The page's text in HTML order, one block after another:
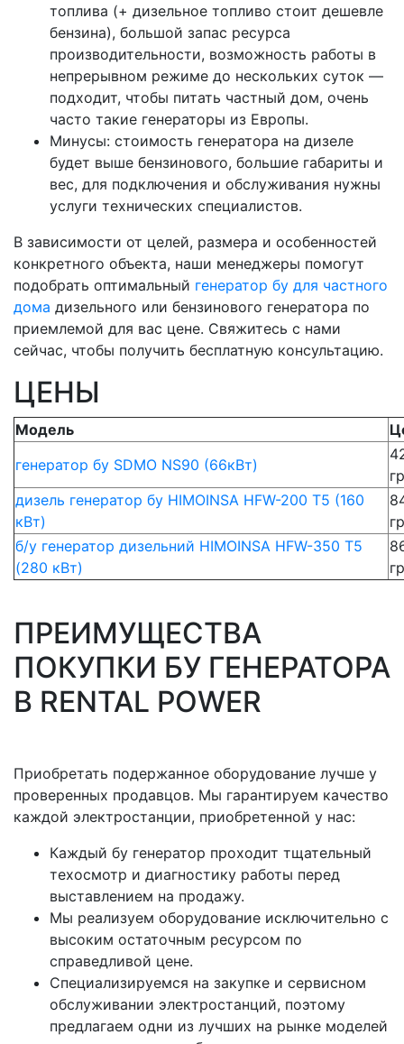
топлива (+ дизельное топливо стоит дешевле
бензина), большой запас ресурса
производительности, возможность работы в
непрерывном режиме до нескольких суток —
подходит, чтобы питать частный дом, очень
часто такие генераторы из Европы.
Минусы: стоимость генератора на дизеле
будет выше бензинового, большие габариты и
вес, для подключения и обслуживания нужны
услуги технических специалистов.
В зависимости от целей, размера и особенностей
конкретного объекта, наши менеджеры помогут
подобрать оптимальный генератор бу для частного
дома дизельного или бензинового генератора по
приемлемой для вас цене. Свяжитесь с нами
сейчас, чтобы получить бесплатную консультацию.
ЦЕНЫ
Модель
генератор бу SDMO NS90 (66кВт)
дизель генератор бу HIMOINSA HFW-200 T5 (160
кВт)
б/у генератор дизельний HIMOINSA HFW-350 T5
(280 кВт)
ПРЕИМУЩЕСТВА
ПОКУПКИ БУ ГЕНЕРАТОРА
В RENTAL POWER
Приобретать подержанное оборудование лучше у
проверенных продавцов. Мы гарантируем качество
каждой электростанции, приобретенной у нас:
Каждый бу генератор проходит тщательный
техосмотр и диагностику работы перед
выставлением на продажу.
Мы реализуем оборудование исключительно с
высоким остаточным ресурсом по
справедливой цене.
Специализируемся на закупке и сервисном
обслуживании электростанций, поэтому
предлагаем одни из лучших на рынке моделей